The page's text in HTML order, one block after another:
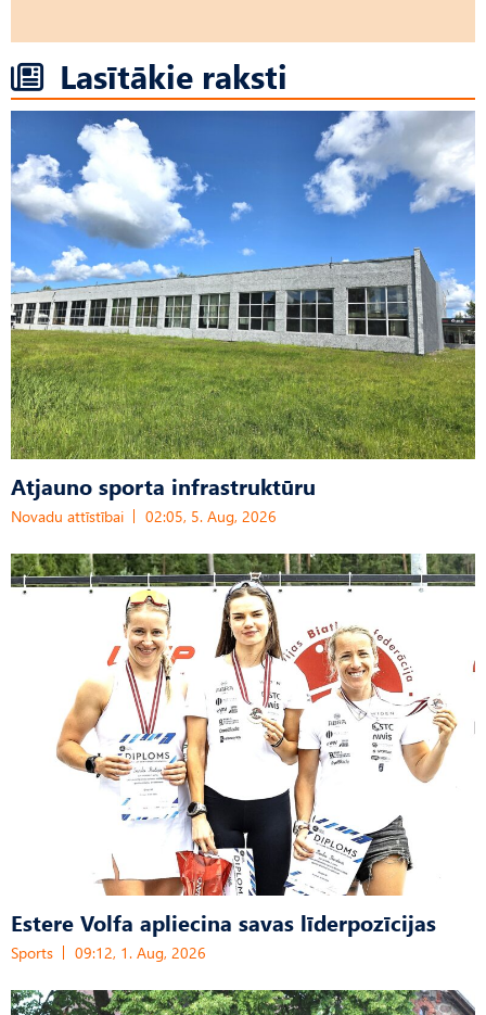
Lasītākie raksti
Atjauno sporta infrastruktūru
Novadu attīstībai 02:05, 5. Aug, 2026
Estere Volfa apliecina savas līderpozīcijas
Sports 09:12, 1. Aug, 2026